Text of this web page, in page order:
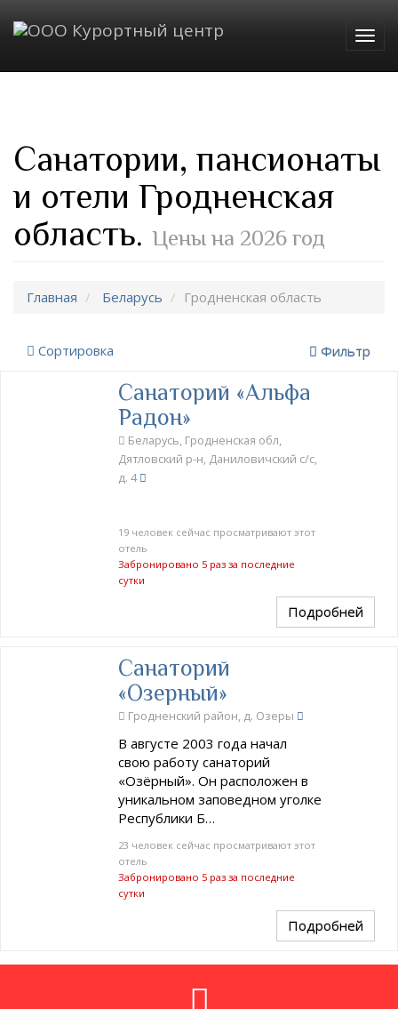
Санатории, пансионаты
и отели Гродненская
область. Цены на 2026 год
Главная Беларусь Гродненская область
Сортировка Фильтр
Санаторий «Альфа
Радон»
Беларусь, Гродненская обл,
Дятловский р-н, Даниловичский с/с,
д. 4
19 человек сейчас просматривают этот
отель
Забронировано 5 раз за последние
сутки
Подробней
Санаторий
«Озерный»
Гродненский район, д. Озеры
В августе 2003 года начал
свою работу санаторий
«Озёрный». Он расположен в
уникальном заповедном уголке
Республики Б…
23 человек сейчас просматривают этот
отель
Забронировано 5 раз за последние
сутки
Подробней